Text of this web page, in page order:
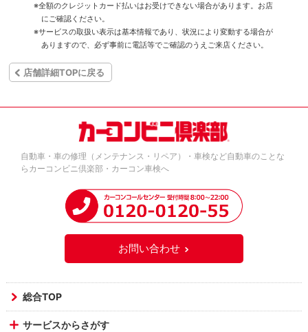
※全額のクレジットカード払いはお受けできない場合があります。お店
にご確認ください。
※サービスの取扱い表示は基本情報であり、状況により変動する場合が
ありますので、必ず事前に電話等でご確認のうえご来店ください。
店舗詳細TOPに戻る
自動車・車の修理（メンテナンス・リペア）・車検など自動車のことな
らカーコンビニ倶楽部・カーコン車検へ
お問い合わせ
総合TOP
サービスからさがす